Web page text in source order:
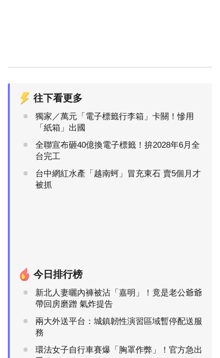
往下看更多
獨家／萬元「電子標籤行李箱」卡關！慘用
「紙箱」出國
全聯宣布砸40億換電子標籤！拚2028年6月全
台完工
台中網紅水產「越南蚵」冒充東石 賣5個月才
被抓
今日排行榜
新北人妻曬內褲被沾「嘉明」！竟是老公爺爺
帶回房磨蹭 氣炸提告
兩大外送平台：城鎮韌性演習區域暫停配送服
務
環法女子自行車賽爆「胸罩作弊」！官方急出